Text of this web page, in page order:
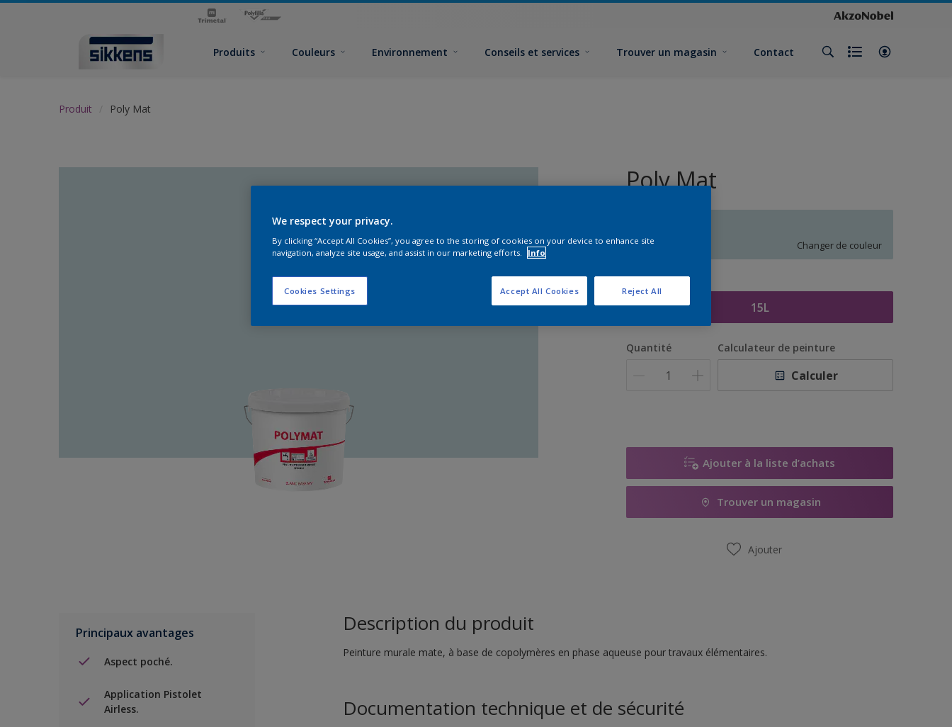
Produits Couleurs Environnement Conseils et services Trouver un magasin Contact
Produit Poly Mat
Poly Mat
Changer de couleur
15L
Quantité Calculateur de peinture
Calculer
Ajouter à la liste d’achats
Trouver un magasin
Ajouter
Principaux avantages
Aspect poché.
Application Pistolet
Airless.
Description du produit
Peinture murale mate, à base de copolymères en phase aqueuse pour travaux élémentaires.
Documentation technique et de sécurité
We respect your privacy.
By clicking “Accept All Cookies”, you agree to the storing of cookies on your device to enhance site
navigation, analyze site usage, and assist in our marketing efforts.
Info
Cookies Settings Reject All
Accept All Cookies